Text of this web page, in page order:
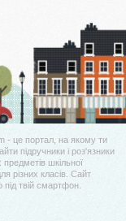
- це портал, на якому ти
підручники і роз'язники
предметів шкільної
різних класів. Сайт
під твій смартфон.